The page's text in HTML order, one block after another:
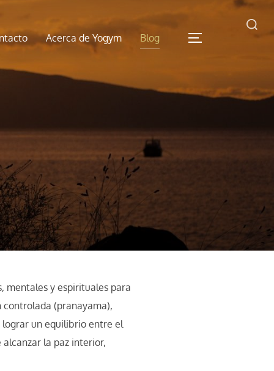
Acerca de Yogym Blog Buscar:ALTERNAR LA
mentales y espirituales para
controlada (pranayama),
lograr un equilibrio entre el
la paz interior,